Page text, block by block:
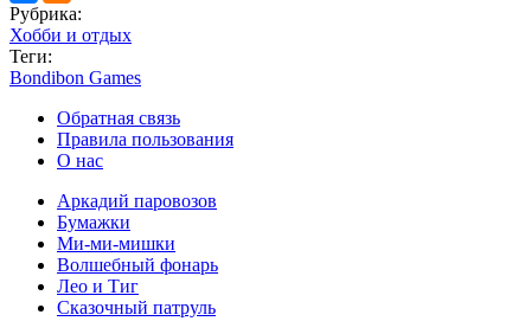
Рубрика:
Хобби и отдых
Теги:
Bondibon Games
Обратная связь
Правила пользования
О нас
Аркадий паровозов
Бумажки
Ми-ми-мишки
Волшебный фонарь
Лео и Тиг
Сказочный патруль